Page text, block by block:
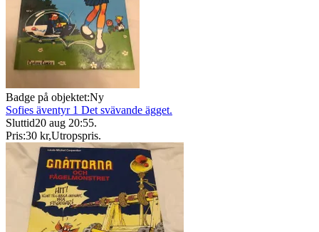
Badge på objektet:Ny
Sofies äventyr 1 Det svävande ägget.
Sluttid20 aug 20:55.
Pris:30 kr,Utropspris.